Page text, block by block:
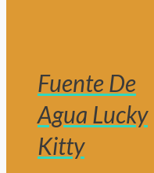
Fuente De
Agua Lucky
Kitty